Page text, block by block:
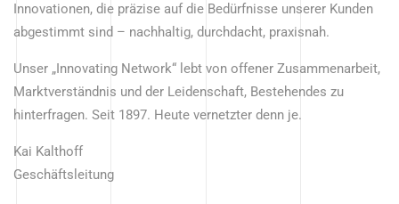
Innovationen, die präzise auf die Bedürfnisse unserer Kunden
abgestimmt sind – nachhaltig, durchdacht, praxisnah.
Unser „Innovating Network“ lebt von offener Zusammenarbeit,
Marktverständnis und der Leidenschaft, Bestehendes zu
hinterfragen. Seit 1897. Heute vernetzter denn je.
Kai Kalthoff
Geschäftsleitung